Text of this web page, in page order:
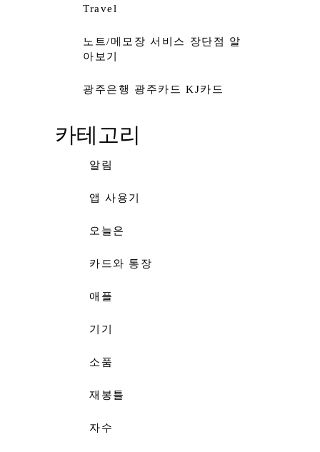
Travel
노트/메모장 서비스 장단점 알
아보기
광주은행 광주카드 KJ카드
카테고리
알림
앱 사용기
오늘은
카드와 통장
애플
기기
소품
재봉틀
자수